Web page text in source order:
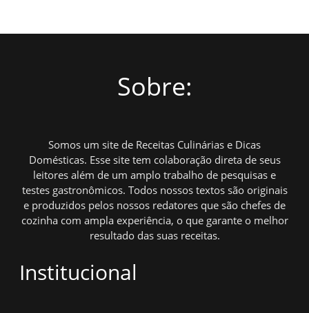
Sobre:
Somos um site de Receitas Culinárias e Dicas
Domésticas. Esse site tem colaboração direta de seus
leitores além de um amplo trabalho de pesquisas e
testes gastronômicos. Todos nossos textos são originais
e produzidos pelos nossos redatores que são chefes de
cozinha com ampla experiência, o que garante o melhor
resultado das suas receitas.
Institucional